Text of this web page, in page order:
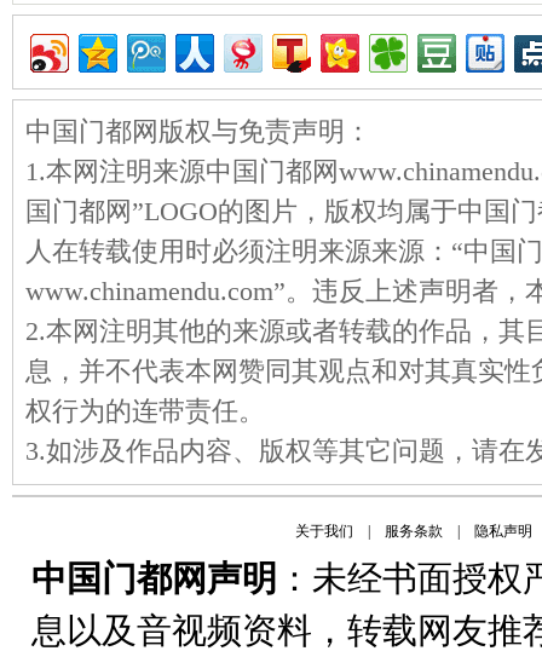
中国门都网版权与免责声明：
1.本网注明来源中国门都网
国门都网”LOGO的图片，版权均属于中国
人在转载使用时必须注明来源来源：“中国
www.chinamendu.com”。违反上述声明者
2.本网注明其他的来源或者转载的作品，其
息，并不代表本网赞同其观点和对其真实
权行为的连带责任。
3.如涉及作品内容、版权等其它问题，请在
关于我们 服务条款 隐私声明
中国门都网声明 ：未经书面授
息以及音视频资料，转载网友